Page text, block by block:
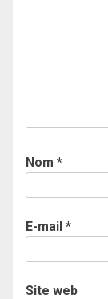
Nom *
E-mail *
Site web